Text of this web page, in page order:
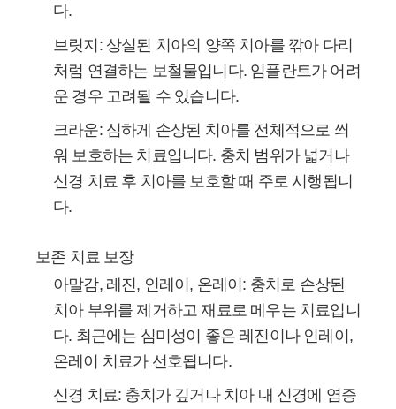
다.
브릿지:상실된 치아의 양쪽 치아를 깎아 다리
처럼 연결하는 보철물입니다. 임플란트가 어려
운 경우 고려될 수 있습니다.
크라운:심하게 손상된 치아를 전체적으로 씌
워 보호하는 치료입니다. 충치 범위가 넓거나
신경 치료 후 치아를 보호할 때 주로 시행됩니
다.
보존 치료 보장
아말감, 레진, 인레이, 온레이: 충치로 손상된
치아 부위를 제거하고 재료로 메우는 치료입니
다. 최근에는 심미성이 좋은 레진이나 인레이,
온레이 치료가 선호됩니다.
신경 치료: 충치가 깊거나 치아 내 신경에 염증